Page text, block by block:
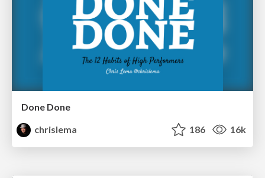
Done Done
chrislema
186 16k